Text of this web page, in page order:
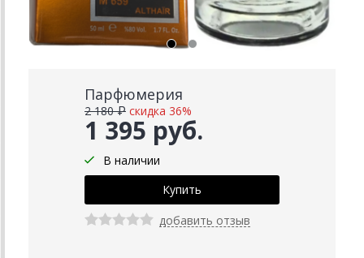
Парфюмерия
1 395 руб.
2 180 ₽ скидка 36%
В наличии
добавить отзыв